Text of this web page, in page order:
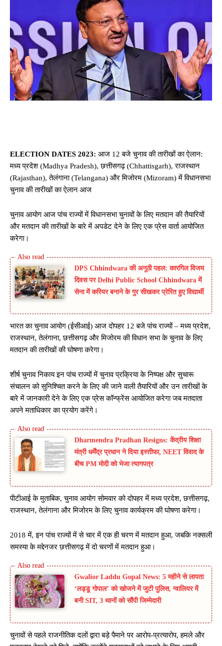
ELECTION DATES 2023: आज 12 बजे चुनाव की तारीखों का ऐलान:
मध्य प्रदेश (Madhya Pradesh), छत्तीसगढ़ (Chhattisgarh), राजस्थान
(Rajasthan), तेलंगाना (Telangana) और मिजोरम (Mizoram) में विधानसभा
चुनाव की तारीखों का ऐलान आज
चुनाव आयोग आज पांच राज्यों में विधानसभा चुनावों के लिए मतदान की तैयारियों
और मतदान की तारीखों के बारे में अपडेट देने के लिए एक प्रेस वार्ता आयोजित
करेगा।
DPS Chhindwara की अनूठी पहल: कारगिल विजय
दिवस पर Delhi Public School Chhindwara में
सेना में करियर बनाने के गुर सीखकर प्रेरित हुए विद्यार्थी
भारत का चुनाव आयोग (ईसीआई) आज दोपहर 12 बजे पांच राज्यों – मध्य प्रदेश,
राजस्थान, तेलंगाना, छत्तीसगढ़ और मिजोरम की विधान सभा के चुनाव के लिए
मतदान की तारीखों की घोषणा करेगा।
शीर्ष चुनाव निकाय इन पांच राज्यों में चुनाव प्रक्रिया के निष्पक्ष और सुचारू
संचालन को सुनिश्चित करने के लिए की जाने वाली तैयारियों और उन तारीखों के
बारे में जानकारी देने के लिए एक प्रेस कॉन्फ्रेंस आयोजित करेगा जब मतदाता
अपने मताधिकार का प्रयोग करेंगे।
Dharmendra Pradhan Resigns: केंद्रीय शिक्षा
मंत्री धर्मेंद्र प्रधान ने दिया इस्तीफा, NEET विवाद के
बीच PM मोदी को भेजा त्यागपत्र
पीटीआई के मुताबिक, चुनाव आयोग सोमवार को दोपहर में मध्य प्रदेश, छत्तीसगढ़,
राजस्थान, तेलंगाना और मिजोरम के लिए चुनाव कार्यक्रम की घोषणा करेगा।
2018 में, इन पांच राज्यों में से चार में एक ही चरण में मतदान हुआ, जबकि नक्सली
समस्या के मद्देनजर छत्तीसगढ़ में दो चरणों में मतदान हुआ।
Gwalior Laddu Gopal News: 5 महीने से लापता
‘लड्डू गोपाल’ को खोजने में जुटी पुलिस, ग्वालियर में
बनी SIT, 3 थानों को सौंपी जिम्मेदारी
चुनावों से पहले राजनीतिक दलों द्वारा बड़े पैमाने पर आरोप-प्रत्यारोप, हमले और